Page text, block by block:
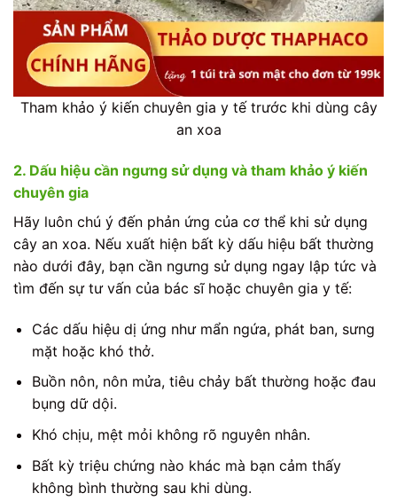
Tham khảo ý kiến chuyên gia y tế trước khi dùng cây
an xoa
2. Dấu hiệu cần ngưng sử dụng và tham khảo ý kiến
chuyên gia
Hãy luôn chú ý đến phản ứng của cơ thể khi sử dụng
cây an xoa. Nếu xuất hiện bất kỳ dấu hiệu bất thường
nào dưới đây, bạn cần ngưng sử dụng ngay lập tức và
tìm đến sự tư vấn của bác sĩ hoặc chuyên gia y tế:
Các dấu hiệu dị ứng như mẩn ngứa, phát ban, sưng
mặt hoặc khó thở.
Buồn nôn, nôn mửa, tiêu chảy bất thường hoặc đau
bụng dữ dội.
Khó chịu, mệt mỏi không rõ nguyên nhân.
Bất kỳ triệu chứng nào khác mà bạn cảm thấy
không bình thường sau khi dùng.